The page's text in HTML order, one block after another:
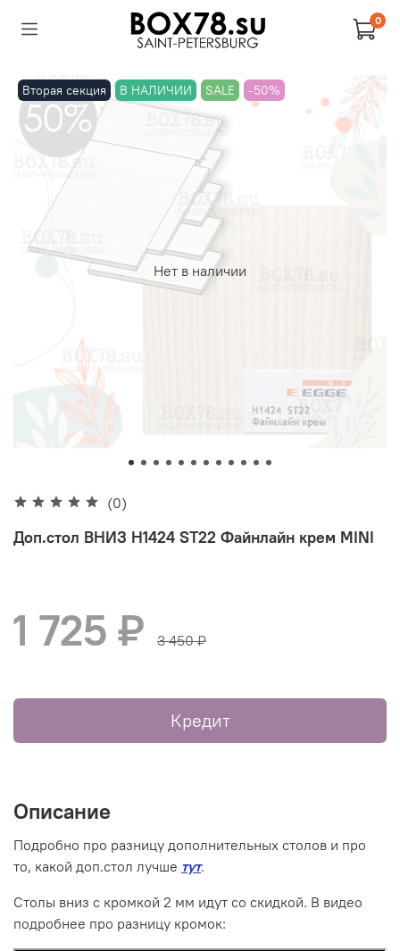
0
Нет в наличии
Вторая секция В НАЛИЧИИ SALE -50%
(0)
Доп.стол ВНИЗ H1424 ST22 Файнлайн крем MINI
1 725 ₽ 3 450 ₽
Кредит
Описание
Подробно про разницу дополнительных столов и про
то, какой доп.стол лучше тут.
Столы вниз с кромкой 2 мм идут со скидкой. В видео
подробнее про разницу кромок: